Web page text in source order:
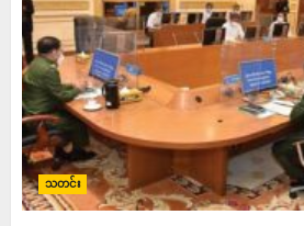
သတင်း